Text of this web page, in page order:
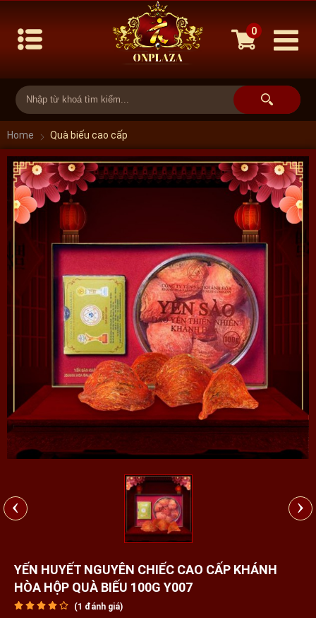
0
Home Quà biếu cao cấp
‹ ›
YẾN HUYẾT NGUYÊN CHIẾC CAO CẤP KHÁNH
HÒA HỘP QUÀ BIẾU 100G Y007
(1 đánh giá)